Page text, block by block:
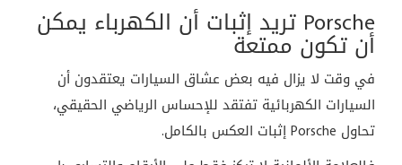
Porsche تريد إثبات أن الكهرباء يمكن
أن تكون ممتعة
في وقت لا يزال فيه بعض عشاق السيارات يعتقدون أن
السيارات الكهربائية تفتقد للإحساس الرياضي الحقيقي،
تحاول Porsche إثبات العكس بالكامل.